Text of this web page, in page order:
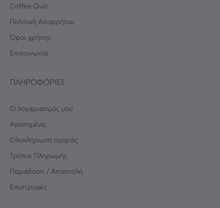
Coffee Quiz
Πολιτική Απορρήτου
Όροι χρήσης
Επικοινωνία
ΠΛΗΡΟΦΟΡΊΕΣ
Ο λογαριασμός μου
Αγαπημένα
Oλοκλήρωση αγοράς
Τρόποι Πληρωμής
Παράδοση / Αποστολή
Επιστροφές